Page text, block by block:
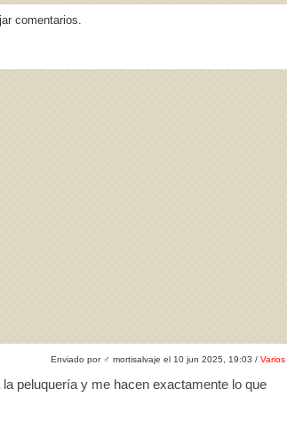
comentarios.
Enviado por ♂ mortisalvaje el 10 jun 2025, 19:03 / Varios
peluquería y me hacen exactamente lo que